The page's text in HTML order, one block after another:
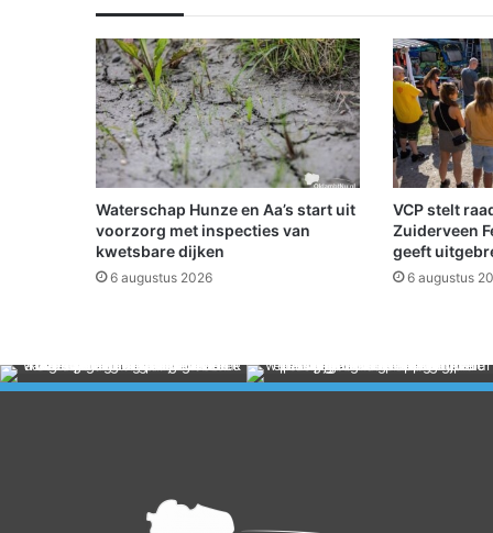
p
i
j
s
b
a
a
n
i
n
S
c
m
d
Waterschap Hunze en Aa’s start uit
voorzorg met inspecties van
kwetsbare dijken
6 augustus 2026
VCP stelt
Zuiderveen
geeft
6 augustus